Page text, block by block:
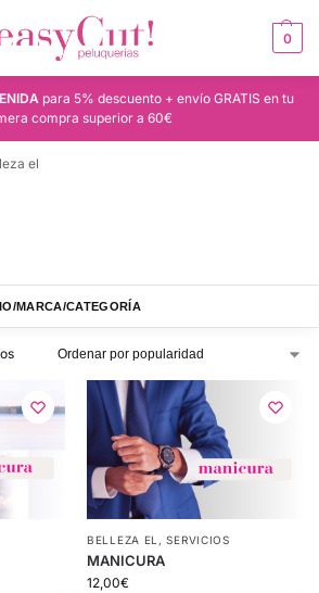
0
para 5% descuento + envío GRATIS en tu
compra superior a 60€
el
MARCA/CATEGORÍA
BELLEZA EL ,SERVICIOS
MANICURA
12,00€